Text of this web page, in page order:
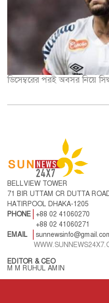
ডিসেম্বরের পরই অবসর নিয়ে
BELLVIEW TOWER
71 BIR UTTAM CR DUTTA
HATIRPOOL DHAKA-1205
PHONE
+88 02 41060270
+88 02 41060271
EMAIL
EDITOR & CEO
M M RUHUL AMIN